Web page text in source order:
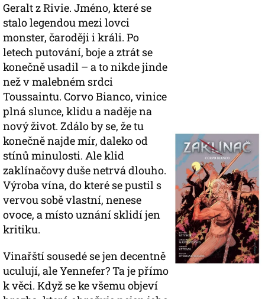
Geralt z Rivie. Jméno, které se
stalo legendou mezi lovci
monster, čaroději i králi. Po
letech putování, boje a ztrát se
konečně usadil – a to nikde jinde
než v malebném srdci
Toussaintu. Corvo Bianco, vinice
plná slunce, klidu a naděje na
nový život. Zdálo by se, že tu
konečně najde mír, daleko od
stínů minulosti. Ale klid
zaklínačovy duše netrvá dlouho.
Výroba vína, do které se pustil s
vervou sobě vlastní, nenese
ovoce, a místo uznání sklidí jen
kritiku.
Vinařští sousedé se jen decentně
uculují, ale Yennefer? Ta je přímo
k věci. Když se ke všemu objeví